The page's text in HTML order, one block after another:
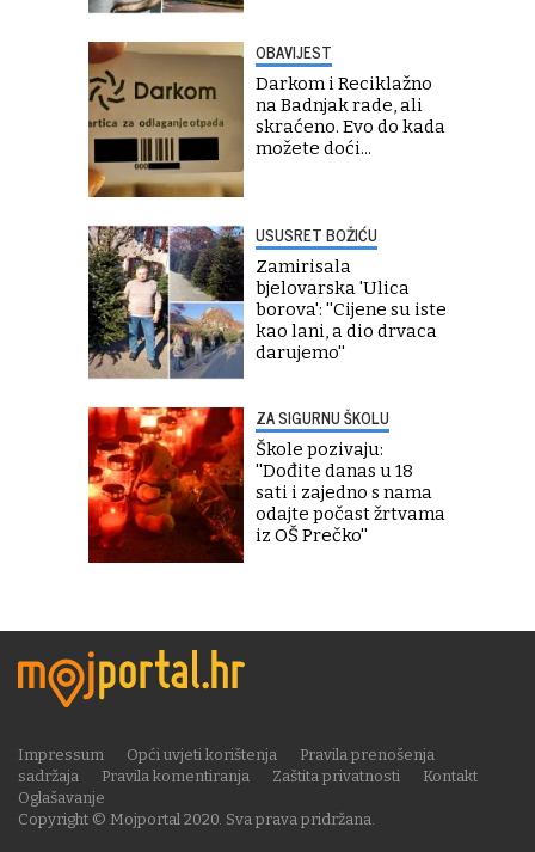
OBAVIJEST
Darkom i Reciklažno
na Badnjak rade, ali
skraćeno. Evo do kada
možete doći...
USUSRET BOŽIĆU
Zamirisala
bjelovarska 'Ulica
borova': ''Cijene su iste
kao lani, a dio drvaca
darujemo''
ZA SIGURNU ŠKOLU
Škole pozivaju:
''Dođite danas u 18
sati i zajedno s nama
odajte počast žrtvama
iz OŠ Prečko''
Copyright © Mojportal 2020. Sva prava pridržana.
Impressum Opći uvjeti korištenja
Pravila prenošenja
sadržaja
Pravila komentiranja Zaštita privatnosti
Kontakt
Oglašavanje